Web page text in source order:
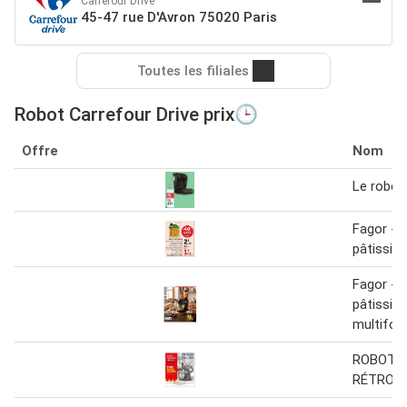
45-47 rue D'Avron 75020 Paris
Toutes les filiales
Robot Carrefour Drive prix🕒
Offre Nom
Le
Fagor -
pâtissier
Fagor -
pâtissier
ROBOT
RÉTRO